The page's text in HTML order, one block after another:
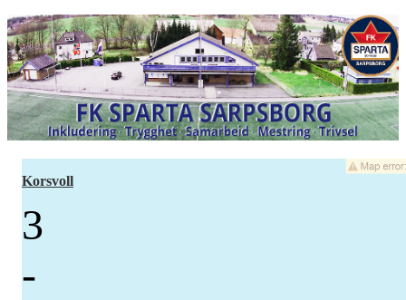
Korsvoll
3
-